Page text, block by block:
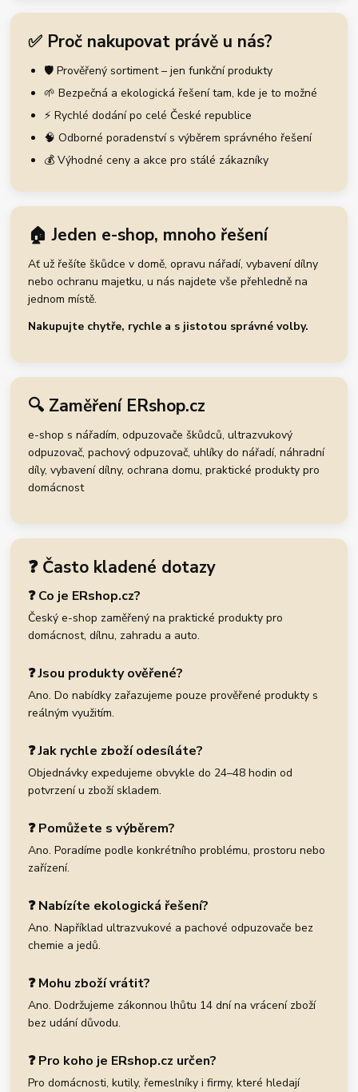
✅ Proč nakupovat právě u nás?
🛡️ Prověřený sortiment – jen funkční produkty
🌱 Bezpečná a ekologická řešení tam, kde je to možné
⚡ Rychlé dodání po celé České republice
🧠 Odborné poradenství s výběrem správného řešení
💰 Výhodné ceny a akce pro stálé zákazníky
🏠 Jeden e-shop, mnoho řešení
Ať už řešíte škůdce v domě, opravu nářadí, vybavení dílny
nebo ochranu majetku, u nás najdete vše přehledně na
jednom místě.
Nakupujte chytře, rychle a s jistotou správné volby.
🔍 Zaměření ERshop.cz
e-shop s nářadím, odpuzovače škůdců, ultrazvukový
odpuzovač, pachový odpuzovač, uhlíky do nářadí, náhradní
díly, vybavení dílny, ochrana domu, praktické produkty pro
domácnost
❓ Často kladené dotazy
❓ Co je ERshop.cz?
Český e-shop zaměřený na praktické produkty pro
domácnost, dílnu, zahradu a auto.
❓ Jsou produkty ověřené?
Ano. Do nabídky zařazujeme pouze prověřené produkty s
reálným využitím.
❓ Jak rychle zboží odesíláte?
Objednávky expedujeme obvykle do 24–48 hodin od
potvrzení u zboží skladem.
❓ Pomůžete s výběrem?
Ano. Poradíme podle konkrétního problému, prostoru nebo
zařízení.
❓ Nabízíte ekologická řešení?
Ano. Například ultrazvukové a pachové odpuzovače bez
chemie a jedů.
❓ Mohu zboží vrátit?
Ano. Dodržujeme zákonnou lhůtu 14 dní na vrácení zboží
bez udání důvodu.
❓ Pro koho je ERshop.cz určen?
Pro domácnosti, kutily, řemeslníky i firmy, které hledají